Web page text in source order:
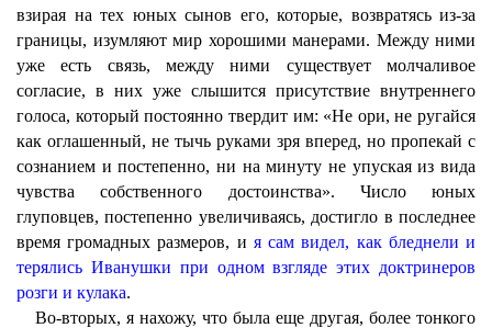
взирая на тех юных сынов его, которые, возвратясь из-за
границы, изумляют мир хорошими манерами. Между ними
уже есть связь, между ними существует молчаливое
согласие, в них уже слышится присутствие внутреннего
голоса, который постоянно твердит им: «Не ори, не ругайся
как оглашенный, не тычь руками зря вперед, но пропекай с
сознанием и постепенно, ни на минуту не упуская из вида
чувства собственного достоинства». Число юных
глуповцев, постепенно увеличиваясь, достигло в последнее
время громадных размеров, и я сам видел, как бледнели и
терялись Иванушки при одном взгляде этих доктринеров
розги и кулака.
Во-вторых, я нахожу, что была еще другая, более тонкого